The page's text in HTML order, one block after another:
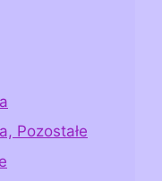
Pozostałe